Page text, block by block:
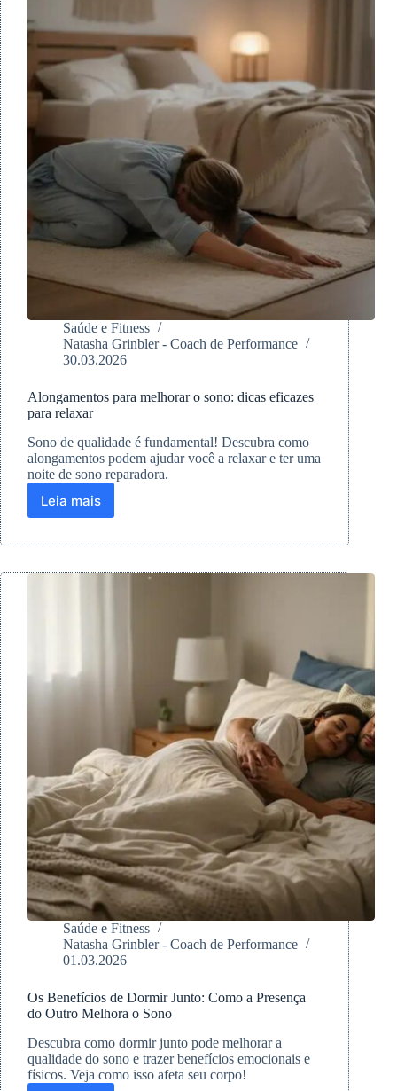
Saúde e Fitness
Natasha Grinbler - Coach de Performance
30.03.2026
Alongamentos para melhorar o sono: dicas eficazes
para relaxar
Sono de qualidade é fundamental! Descubra como
alongamentos podem ajudar você a relaxar e ter uma
noite de sono reparadora.
Leia maisAlongamentos
melhorar
sono:
Saúde e Fitness
Natasha Grinbler - Coach de Performance
01.03.2026
Os Benefícios de Dormir Junto: Como a Presença
do Outro Melhora o Sono
Descubra como dormir junto pode melhorar a
qualidade do sono e trazer benefícios emocionais e
físicos. Veja como isso afeta seu corpo!